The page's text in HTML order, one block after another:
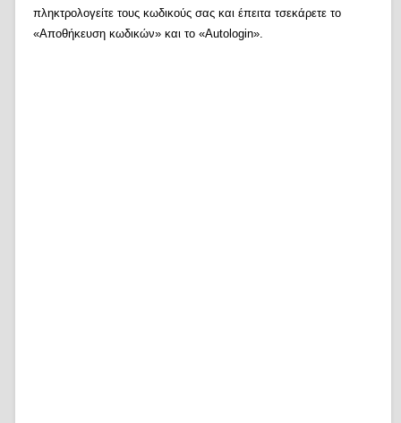
πληκτρολογείτε τους κωδικούς σας και έπειτα τσεκάρετε το
«Αποθήκευση κωδικών» και το «Autologin».